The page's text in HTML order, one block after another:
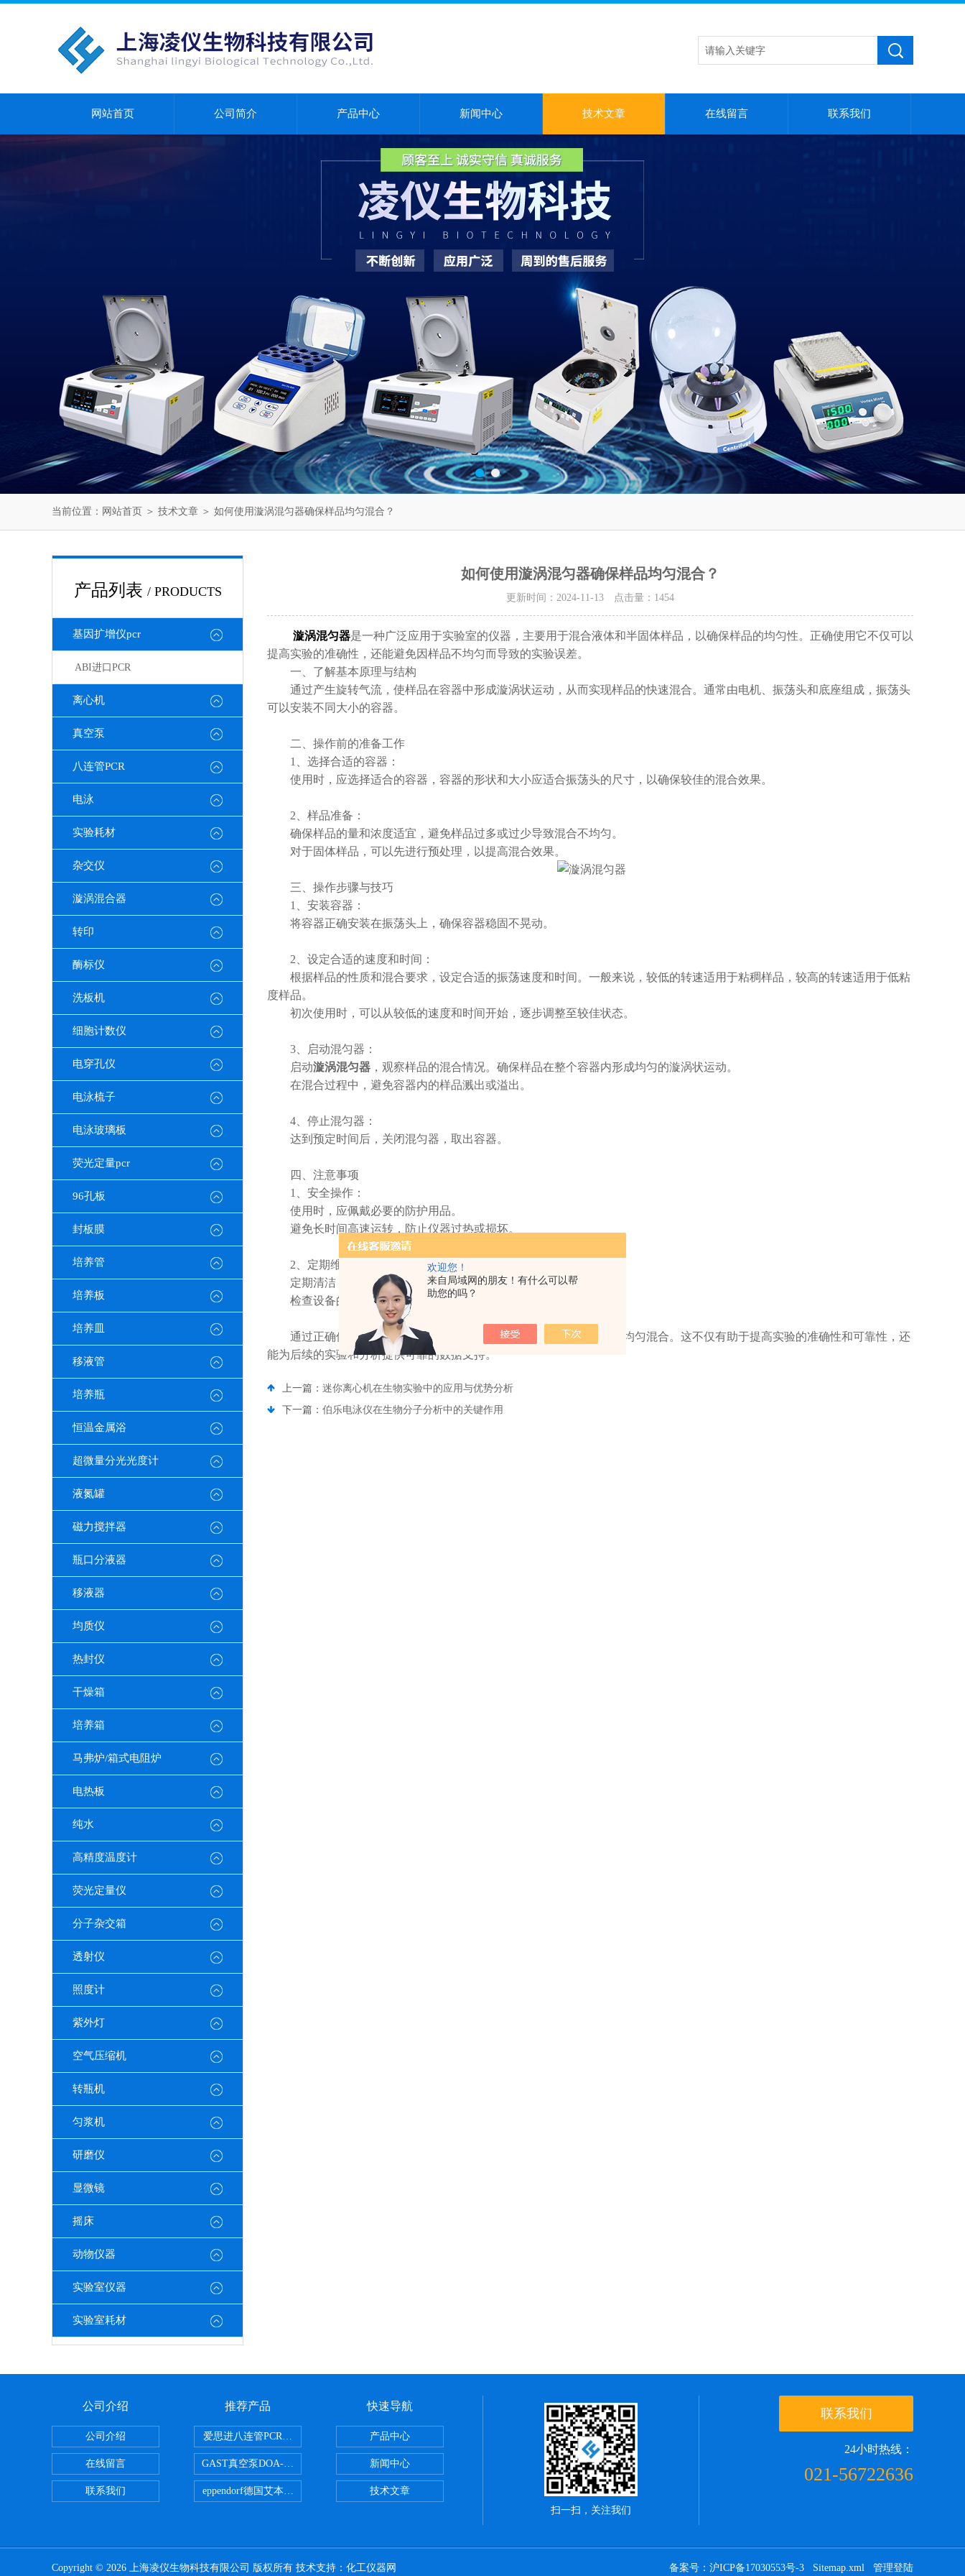
欢迎您！
来自局域网的朋友！有什么可以帮
助您的吗？
网站首页 公司简介 产品中心 新闻中心 技术文章 在线留言 联系我们
当前位置： 网站首页 ＞ 技术文章 ＞ 如何使用漩涡混匀器确保样品均匀混合？
产品列表 / PRODUCTS
基因扩增仪pcr
ABI进口PCR
离心机
真空泵
八连管PCR
电泳
实验耗材
杂交仪
漩涡混合器
转印
酶标仪
洗板机
细胞计数仪
电穿孔仪
电泳梳子
电泳玻璃板
荧光定量pcr
96孔板
封板膜
培养管
培养板
培养皿
移液管
培养瓶
恒温金属浴
超微量分光光度计
液氮罐
磁力搅拌器
瓶口分液器
移液器
均质仪
热封仪
干燥箱
培养箱
马弗炉/箱式电阻炉
电热板
纯水
高精度温度计
荧光定量仪
分子杂交箱
透射仪
照度计
紫外灯
空气压缩机
转瓶机
匀浆机
研磨仪
显微镜
摇床
动物仪器
实验室仪器
实验室耗材
如何使用漩涡混匀器确保样品均匀混合？
更新时间：2024-11-13 点击量： 1454
漩涡混匀器是一种广泛应用于实验室的仪器，主要用于混合液体和半固体样品，以确保样品的均匀性。正确使用它不仅可以
提高实验的准确性，还能避免因样品不均匀而导致的实验误差。
一、了解基本原理与结构
通过产生旋转气流，使样品在容器中形成漩涡状运动，从而实现样品的快速混合。通常由电机、振荡头和底座组成，振荡头
可以安装不同大小的容器。
二、操作前的准备工作
1、选择合适的容器：
使用时，应选择适合的容器，容器的形状和大小应适合振荡头的尺寸，以确保较佳的混合效果。
2、样品准备：
确保样品的量和浓度适宜，避免样品过多或过少导致混合不均匀。
对于固体样品，可以先进行预处理，以提高混合效果。
三、操作步骤与技巧
1、安装容器：
将容器正确安装在振荡头上，确保容器稳固不晃动。
2、设定合适的速度和时间：
根据样品的性质和混合要求，设定合适的振荡速度和时间。一般来说，较低的转速适用于粘稠样品，较高的转速适用于低粘
度样品。
初次使用时，可以从较低的速度和时间开始，逐步调整至较佳状态。
3、启动混匀器：
启动漩涡混匀器 ，观察样品的混合情况。确保样品在整个容器内形成均匀的漩涡状运动。
在混合过程中，避免容器内的样品溅出或溢出。
4、停止混匀器：
达到预定时间后，关闭混匀器，取出容器。
四、注意事项
1、安全操作：
使用时，应佩戴必要的防护用品。
避免长时间高速运转，防止仪器过热或损坏。
2、定期维护：
定期清洁，保持设备的清洁和卫生。
检查设备的各个部件，及时更换损坏的零部件。
通过正确使用漩涡混匀器并进行细致的操作调整，可以确保样品的均匀混合。这不仅有助于提高实验的准确性和可靠性，还
能为后续的实验和分析提供可靠的数据支持。
上一篇： 迷你离心机在生物实验中的应用与优势分析
下一篇： 伯乐电泳仪在生物分子分析中的关键作用
公司介绍
公司介绍
在线留言
联系我们
推荐产品
爱思进八连管PCR-0208-C
GAST真空泵DOA-P504-BN
eppendorf德国艾本德台式高速离心机5425R 带冷冻
快速导航
产品中心
新闻中心
技术文章
扫一扫，关注我们
联系我们
24小时热线：
021-56722636
Copyright © 2026 上海凌仪生物科技有限公司 版权所有 技术支持： 化工仪器网 备案号：沪ICP备17030553号-3 Sitemap.xml 管理登陆